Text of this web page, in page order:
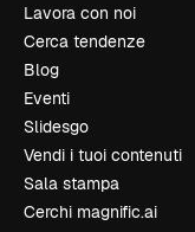
Lavora con noi
Cerca tendenze
Blog
Eventi
Slidesgo
Vendi i tuoi contenuti
Sala stampa
Cerchi magnific.ai